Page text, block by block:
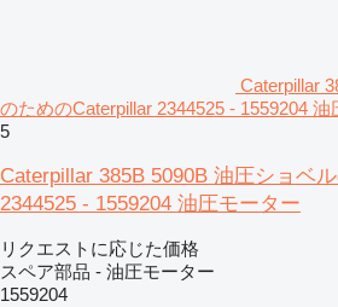
Caterpillar
のためのCaterpillar 2344525 - 1559204 油
5
Caterpillar 385B 5090B 油圧ショベ
2344525 - 1559204 油圧モーター
リクエストに応じた価格
スペア部品 - 油圧モーター
1559204